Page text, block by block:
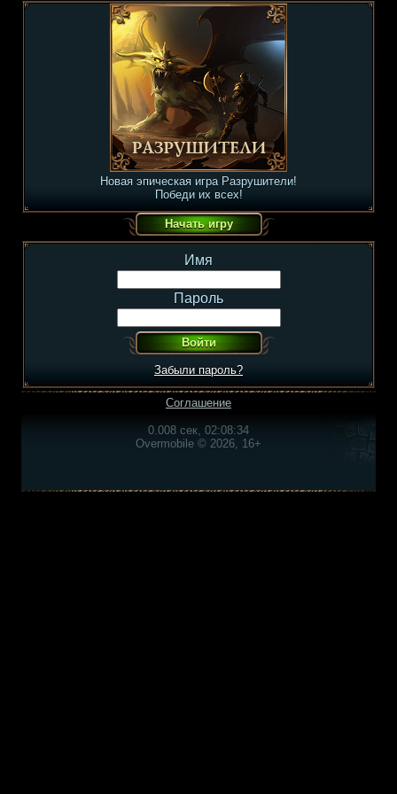
Новая эпическая игра Разрушители!
Победи их всех!
Имя
Пароль
Забыли пароль?
Соглашение
0.008 сек, 02:08:34
Overmobile © 2026, 16+